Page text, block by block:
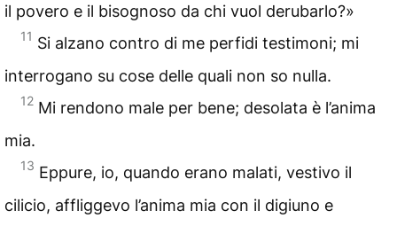
il povero e il bisognoso da chi vuol derubarlo?»
11 Si alzano contro di me perfidi testimoni; mi
interrogano su cose delle quali non so nulla.
12 Mi rendono male per bene; desolata è l’anima
mia.
13 Eppure, io, quando erano malati, vestivo il
cilicio, affliggevo l’anima mia con il digiuno e